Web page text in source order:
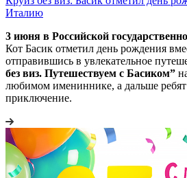
Италию
3 июня в Российской
Кот Басик отметил день рождения
отправившись в увлекательное
без виз. Путешествуем с Басиком”
любимом имениннике, а дальше
приключение.